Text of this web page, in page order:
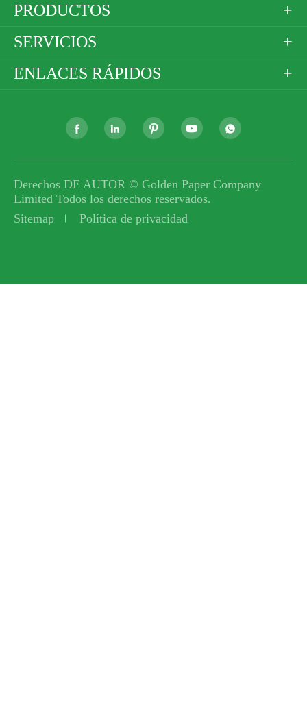
PRODUCTOS 
SERVICIOS 
ENLACES RÁPIDOS 
    
Derechos DE AUTOR © Golden Paper Company
Limited Todos los derechos reservados.
Sitemap
Política de privacidad